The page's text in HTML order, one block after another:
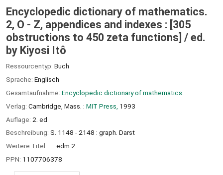
Encyclopedic dictionary of mathematics.
2, O - Z, appendices and indexes : [305
obstructions to 450 zeta functions] / ed.
by Kiyosi Itô
Ressourcentyp: Buch
Sprache: Englisch
Gesamtaufnahme: Encyclopedic dictionary of mathematics.
Verlag: Cambridge, Mass. : MIT Press, 1993
Auflage: 2. ed
Beschreibung: S. 1148 - 2148 : graph. Darst
Weitere Titel:
edm 2
PPN: 1107706378